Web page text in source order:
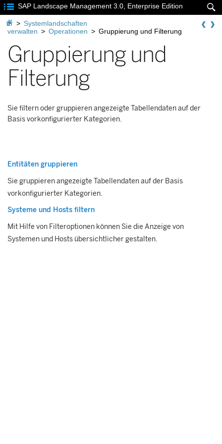

 SAP Landscape Management 3.0, Enterprise Edition
 > Systemlandschaften
verwalten > Operationen > Gruppierung und Filterung
Gruppierung und
Filterung
Sie filtern oder gruppieren angezeigte Tabellendaten auf der
Basis vorkonfigurierter Kategorien.
Entitäten gruppieren
Sie gruppieren angezeigte Tabellendaten auf der Basis
vorkonfigurierter Kategorien.
Systeme und Hosts filtern
Mit Hilfe von Filteroptionen können Sie die Anzeige von
Systemen und Hosts übersichtlicher gestalten.